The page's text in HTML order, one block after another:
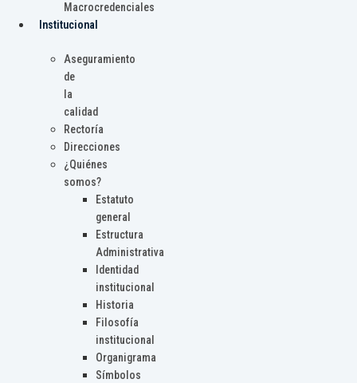
Macrocredenciales
Institucional
Aseguramiento
de
la
calidad
Rectoría
Direcciones
¿Quiénes
somos?
Estatuto
general
Estructura
Administrativa
Identidad
institucional
Historia
Filosofía
institucional
Organigrama
Símbolos